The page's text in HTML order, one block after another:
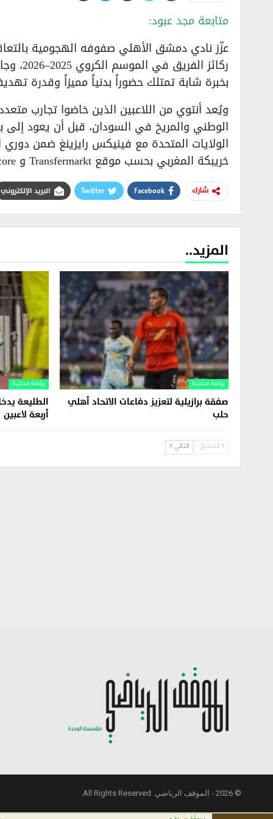
متابعة مجد عبود:
ركائز
بخبرة شابة تمتلك حضوراً بدنياً مميزاً وقدرة
ويُعد أنتوي من اللاعبين الذين خاضوا تجارب
الوطني والمريخ في السودان، قبل أن يعود إلى
خريبكة المغربي بحسب موقع Transfermarkt و 365score.
شارك Facebook
Twitter البريد الإلكتروني
المزيد..
رياضة محلية
صفقة برازيلية لتعزيز دفاعات الاتحاد أهلي
حلب
رياضة محلية
الطليعة
أربعة لاعبين
السابق التالي
© 2026 - الموقف الرياضي. All Rights Reserved.